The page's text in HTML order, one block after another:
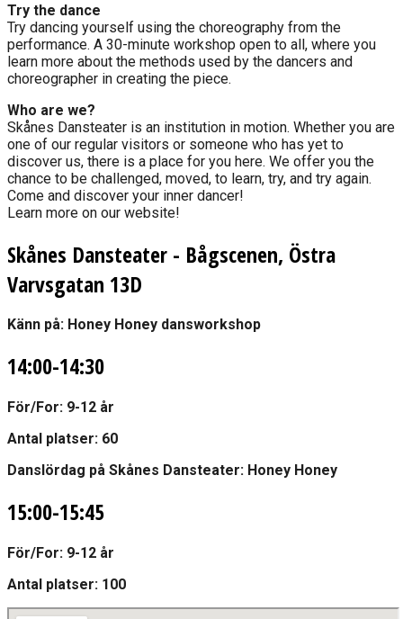
Try the dance
Try dancing yourself using the choreography from the
performance. A 30-minute workshop open to all, where you
learn more about the methods used by the dancers and
choreographer in creating the piece.
Who are we?
Skånes Dansteater is an institution in motion. Whether you are
one of our regular visitors or someone who has yet to
discover us, there is a place for you here. We offer you the
chance to be challenged, moved, to learn, try, and try again.
Come and discover your inner dancer!
Learn more on our website!
Skånes Dansteater - Bågscenen, Östra
Varvsgatan 13D
Känn på: Honey Honey dansworkshop
14:00-14:30
För/For: 9-12 år
Antal platser: 60
Danslördag på Skånes Dansteater: Honey Honey
15:00-15:45
För/For: 9-12 år
Antal platser: 100